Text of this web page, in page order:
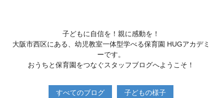
子どもに自信を！親に感動を！
大阪市西区にある、幼児教室一体型学べる保育園 HUGアカデミ
ーです。
おうちと保育園をつなぐスタッフブログへようこそ！
すべてのブログ 子どもの様子